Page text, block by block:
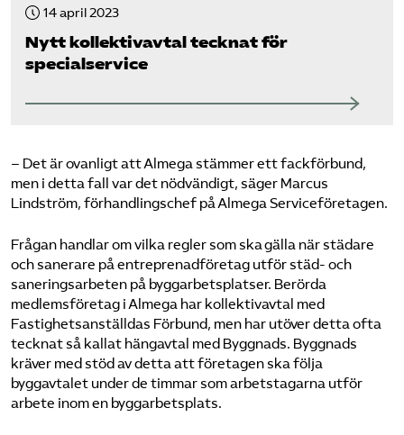
14 april 2023
Nytt kollektivavtal tecknat för
specialservice
– Det är ovanligt att Almega stämmer ett fackförbund,
men i detta fall var det nödvändigt, säger Marcus
Lindström, förhandlingschef på Almega Serviceföretagen.
Frågan handlar om vilka regler som ska gälla när städare
och sanerare på entreprenadföretag utför städ- och
saneringsarbeten på byggarbetsplatser. Berörda
medlemsföretag i Almega har kollektivavtal med
Fastighetsanställdas Förbund, men har utöver detta ofta
tecknat så kallat hängavtal med Byggnads. Byggnads
kräver med stöd av detta att företagen ska följa
byggavtalet under de timmar som arbetstagarna utför
arbete inom en byggarbetsplats.